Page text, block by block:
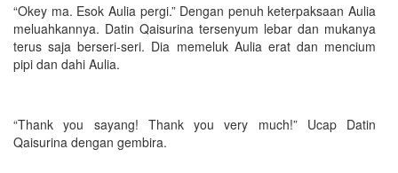
“Okey ma. Esok Aulia pergi.” Dengan penuh keterpaksaan Aulia
meluahkannya. Datin Qaisurina tersenyum lebar dan mukanya
terus saja berseri-seri. Dia memeluk Aulia erat dan mencium
pipi dan dahi Aulia.
“Thank you sayang! Thank you very much!” Ucap Datin
Qaisurina dengan gembira.